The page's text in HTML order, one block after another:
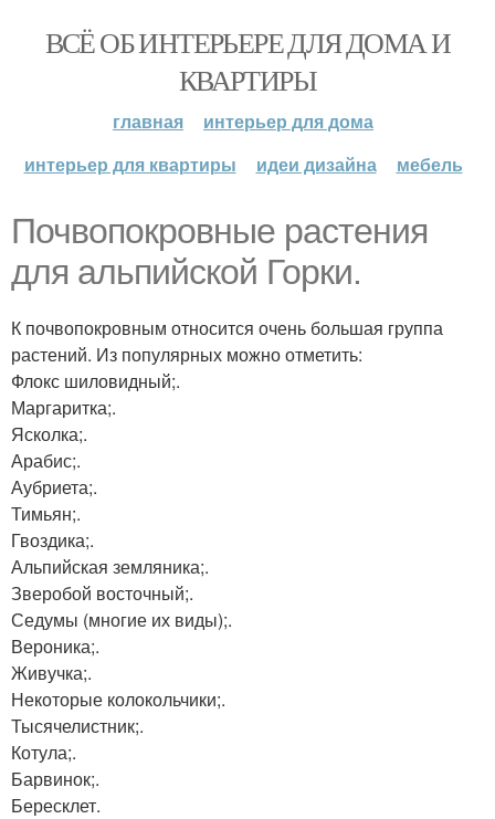
ВСЁ ОБ ИНТЕРЬЕРЕ ДЛЯ ДОМА И
КВАРТИРЫ
главная
интерьер для дома
интерьер для квартиры
идеи дизайна мебель
Почвопокровные растения
для альпийской Горки.
К почвопокровным относится очень большая группа
растений. Из популярных можно отметить:
Флокс шиловидный;.
Маргаритка;.
Ясколка;.
Арабис;.
Аубриета;.
Тимьян;.
Гвоздика;.
Альпийская земляника;.
Зверобой восточный;.
Седумы (многие их виды);.
Вероника;.
Живучка;.
Некоторые колокольчики;.
Тысячелистник;.
Котула;.
Барвинок;.
Бересклет.